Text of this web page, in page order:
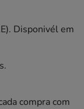
Disponivél em
compra com